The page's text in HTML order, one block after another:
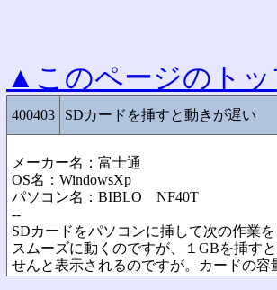
▲このページのトッ
400403 SDカードを挿すと動きが遅い
メーカー名：富士通
OS名：WindowsXp
パソコン名：BIBLO NF40T
--
SDカードをパソコンに挿して次の作業
スムーズに動くのですが、１GBを挿す
せんと表示されるのですが。カードの